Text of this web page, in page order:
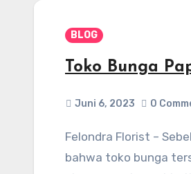
BLOG
Toko Bunga
Juni 6, 2023 0
Felondra Florist – Sebelum memesan bunga papan ucapan selamat dan sukses pastikan
bahwa toko bunga